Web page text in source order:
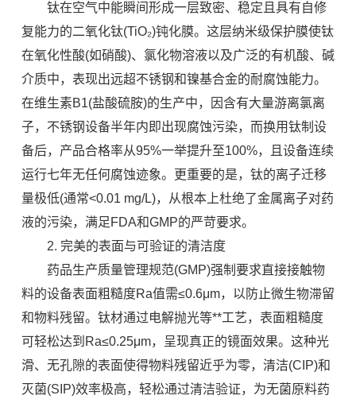
钛在空气中能瞬间形成一层致密、稳定且具有自修
复能力的二氧化钛(TiO₂)钝化膜。这层纳米级保护膜使钛
在氧化性酸(如硝酸)、氯化物溶液以及广泛的有机酸、碱
介质中，表现出远超不锈钢和镍基合金的耐腐蚀能力。
在维生素B1(盐酸硫胺)的生产中，因含有大量游离氯离
子，不锈钢设备半年内即出现腐蚀污染，而换用钛制设
备后，产品合格率从95%一举提升至100%，且设备连续
运行七年无任何腐蚀迹象。更重要的是，钛的离子迁移
量极低(通常<0.01 mg/L)，从根本上杜绝了金属离子对药
液的污染，满足FDA和GMP的严苛要求。
2. 完美的表面与可验证的清洁度
药品生产质量管理规范(GMP)强制要求直接接触物
料的设备表面粗糙度Ra值需≤0.6μm，以防止微生物滞留
和物料残留。钛材通过电解抛光等**工艺，表面粗糙度
可轻松达到Ra≤0.25μm，呈现真正的镜面效果。这种光
滑、无孔隙的表面使得物料残留近乎为零，清洁(CIP)和
灭菌(SIP)效率极高，轻松通过清洁验证，为无菌原料药